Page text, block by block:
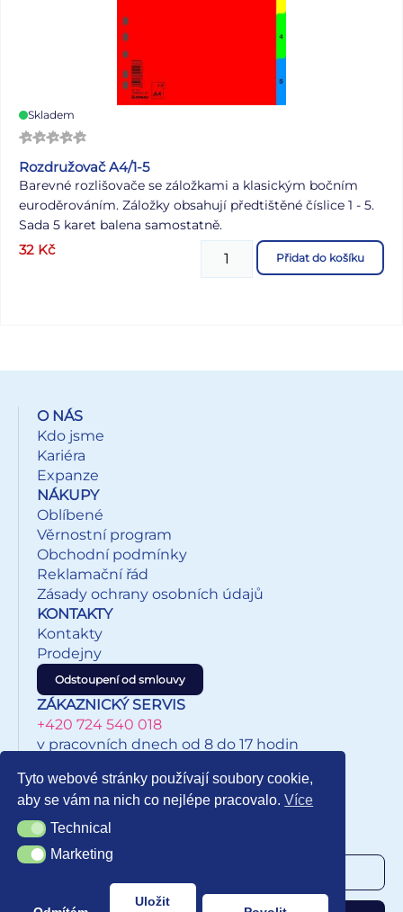
Skladem
Rozdružovač A4/1-5
Barevné rozlišovače se záložkami a klasickým bočním
euroděrováním. Záložky obsahují předtištěné číslice 1 - 5.
Sada 5 karet balena samostatně.
32 Kč Přidat do košíku
O NÁS
Kdo jsme
Kariéra
Expanze
NÁKUPY
Oblíbené
Věrnostní program
Obchodní podmínky
Reklamační řád
Zásady ochrany osobních údajů
KONTAKTY
Kontakty
Prodejny
Odstoupení od smlouvy
ZÁKAZNICKÝ SERVIS
+420 724 540 018
v pracovních dnech od 8 do 17 hodin
NEWSLETTER
Tyto webové stránky používají soubory cookie,
aby se vám na nich co nejlépe pracovalo.Více
TechnicalTechnical
MarketingMarketing
Uložit